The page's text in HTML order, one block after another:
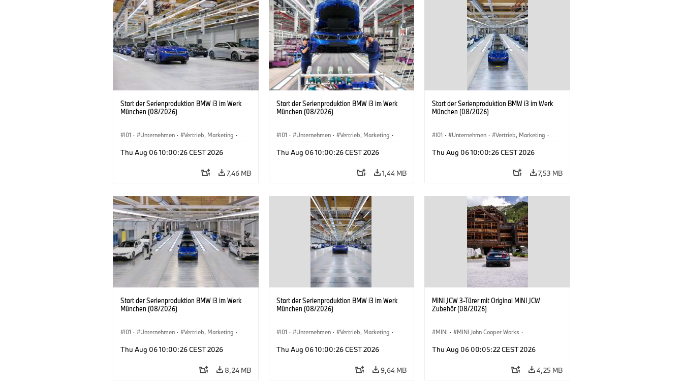
Start der Serienproduktion BMW i3 im Werk
München (08/2026)
I01 · Unternehmen · Vertrieb, Marketing ·
Thu Aug 06 10:00:26 CEST 2026
7,46 MB
Start der Serienproduktion BMW i3 im Werk
München (08/2026)
I01 · Unternehmen · Vertrieb, Marketing ·
Thu Aug 06 10:00:26 CEST 2026
1,44 MB
Start der Serienproduktion BMW i3 im Werk
München (08/2026)
I01 · Unternehmen · Vertrieb, Marketing ·
Thu Aug 06 10:00:26 CEST 2026
7,53 MB
Start der Serienproduktion BMW i3 im Werk
München (08/2026)
I01 · Unternehmen · Vertrieb, Marketing ·
Thu Aug 06 10:00:26 CEST 2026
8,24 MB
Start der Serienproduktion BMW i3 im Werk
München (08/2026)
I01 · Unternehmen · Vertrieb, Marketing ·
Thu Aug 06 10:00:26 CEST 2026
9,64 MB
MINI JCW 3-Türer mit Original MINI JCW
Zubehör (08/2026)
MINI · MINI John Cooper Works ·
Sonderausstattungen, Zubehör
Thu Aug 06 00:05:22 CEST 2026
4,25 MB